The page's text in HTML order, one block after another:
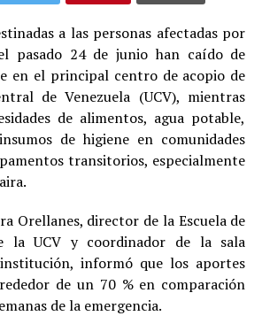
a las personas afectadas por
pasado 24 de junio han caído de
en el principal centro de acopio de
de Venezuela (UCV), mientras
de alimentos, agua potable,
de higiene en comunidades
transitorios, especialmente
Orellanes, director de la Escuela de
la UCV y coordinador de la sala
informó que los aportes
de un 70 % en comparación
de la emergencia.